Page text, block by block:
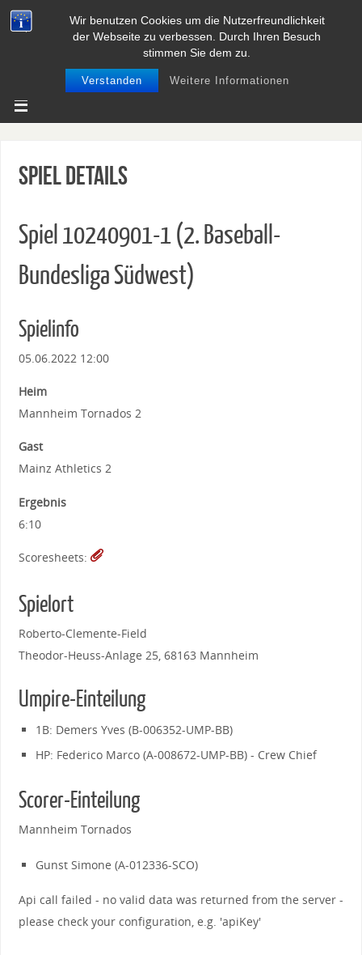
Wir benutzen Cookies um die Nutzerfreundlichkeit
der Webseite zu verbessen. Durch Ihren Besuch
stimmen Sie dem zu.
Verstanden Weitere Informationen
BASEBALL UND SOFTBALL IN
NIEDERSACHSEN
Spiel Details
Spiel 10240901-1 (2. Baseball-
Bundesliga Südwest)
Spielinfo
05.06.2022 12:00
Heim
Mannheim Tornados 2
Gast
Mainz Athletics 2
Ergebnis
6:10
Scoresheets:
Spielort
Roberto-Clemente-Field
Theodor-Heuss-Anlage 25, 68163 Mannheim
Umpire-Einteilung
1B: Demers Yves (B-006352-UMP-BB)
HP: Federico Marco (A-008672-UMP-BB) - Crew Chief
Scorer-Einteilung
Mannheim Tornados
Gunst Simone (A-012336-SCO)
Api call failed - no valid data was returned from the server -
please check your configuration, e.g. 'apiKey'